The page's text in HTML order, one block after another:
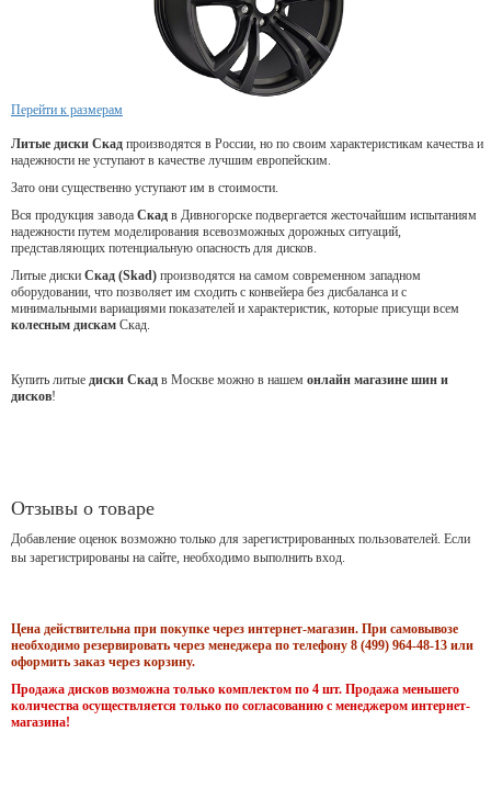
Перейти к размерам
Литые диски Скад производятся в России, но по своим характеристикам качества и
надежности не уступают в качестве лучшим европейским.
Зато они существенно уступают им в стоимости.
Вся продукция завода Скад в Дивногорске подвергается жесточайшим испытаниям
надежности путем моделирования всевозможных дорожных ситуаций,
представляющих потенциальную опасность для дисков.
Литые диски Скад (Skad) производятся на самом современном западном
оборудовании, что позволяет им сходить с конвейера без дисбаланса и с
минимальными вариациями показателей и характеристик, которые присущи всем
колесным дискам Скад.
Купить литые диски Скад в Москве можно в нашем онлайн магазине шин и
дисков!
Отзывы о товаре
Добавление оценок возможно только для зарегистрированных пользователей. Если
вы зарегистрированы на сайте, необходимо выполнить вход.
Цена действительна при покупке через интернет-магазин. При самовывозе
необходимо резервировать через менеджера по телефону 8 (499) 964-48-13 или
оформить заказ через корзину.
Продажа дисков возможна только комплектом по 4 шт. Продажа меньшего
количества осуществляется только по согласованию с менеджером интернет-
магазина!